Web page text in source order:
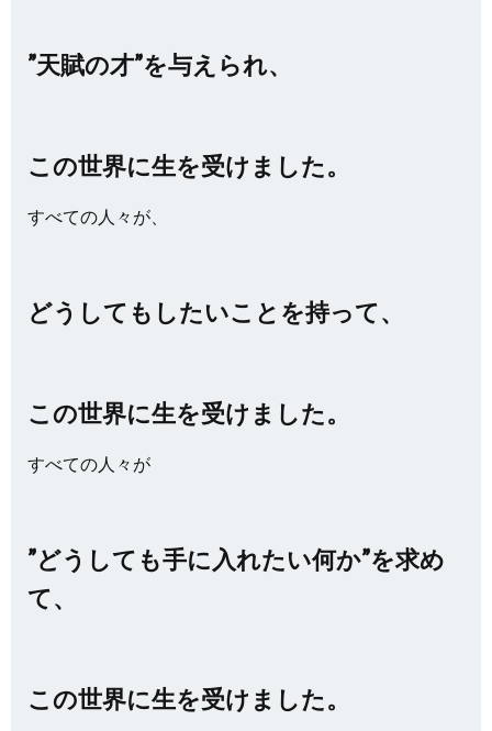
”天賦の才”を与えられ、
この世界に生を受けました。
すべての人々が、
どうしてもしたいことを持って、
この世界に生を受けました。
すべての人々が
”どうしても手に入れたい何か”を求め
て、
この世界に生を受けました。